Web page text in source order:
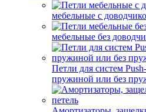
мебельные с
мебельные без
Петли для систем
пружиной или без